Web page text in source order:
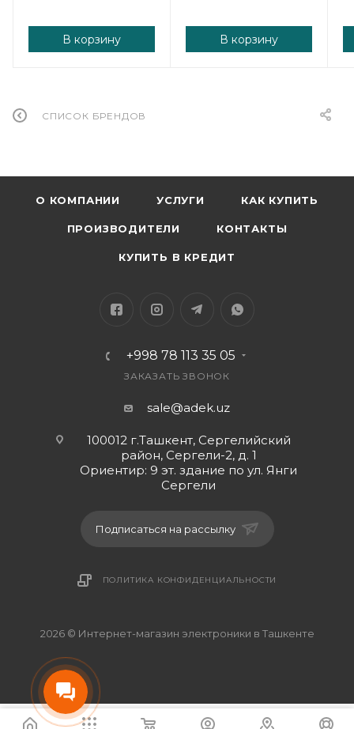
В корзину В корзину
СПИСОК БРЕНДОВ
О КОМПАНИИ УСЛУГИ КАК КУПИТЬ
ПРОИЗВОДИТЕЛИ КОНТАКТЫ
КУПИТЬ В КРЕДИТ
+998 78 113 35 05
ЗАКАЗАТЬ ЗВОНОК
sale@adek.uz
100012 г.Ташкент, Сергелийский
район, Сергели-2, д. 1
Ориентир: 9 эт. здание по ул. Янги
Сергели
Подписаться на рассылку
ПОЛИТИКА КОНФИДЕНЦИАЛЬНОСТИ
2026 © Интернет-магазин электроники в Ташкенте